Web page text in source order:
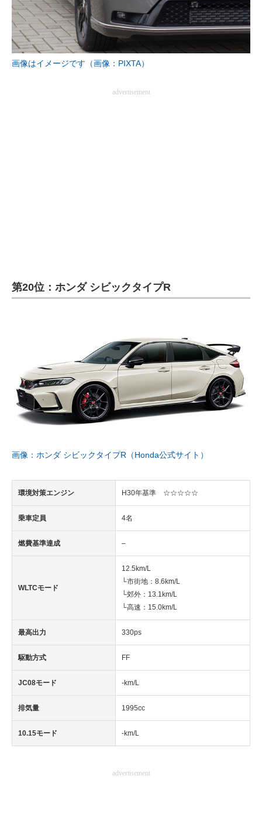
企業ITのトレンドを詳説
経営リーダーのコミュニティ
マーケ×ITの今がよく分かる
ITエンジニア向け専門サイト
建設×テクノロジーの最前線
画像はイメージです（画像：PIXTA）
advertisement
第20位：ホンダ シビックタイプR
画像：ホンダ シビックタイプR（Honda公式サイト）
環境対策エンジン H30年基準 ☆☆☆☆☆
乗車定員 4名
燃費基準達成 –
WLTCモード
12.5km/L
└市街地：8.6km/L
└郊外：13.1km/L
└高速：15.0km/L
最高出力 330ps
駆動方式 FF
JC08モード -km/L
排気量 1995cc
10.15モード -km/L
advertisement